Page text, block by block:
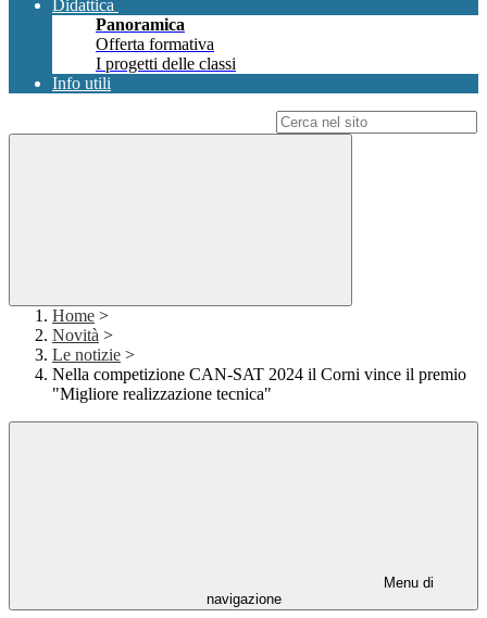
Didattica
Panoramica
Offerta formativa
I progetti delle classi
Info utili
Home >
Novità >
Le notizie >
Nella competizione CAN-SAT 2024 il Corni vince il premio
"Migliore realizzazione tecnica"
Menu di
navigazione